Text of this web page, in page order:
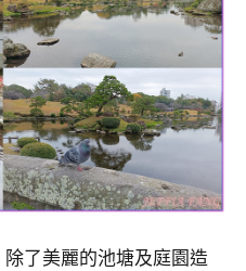
除了美麗的池塘及庭園造